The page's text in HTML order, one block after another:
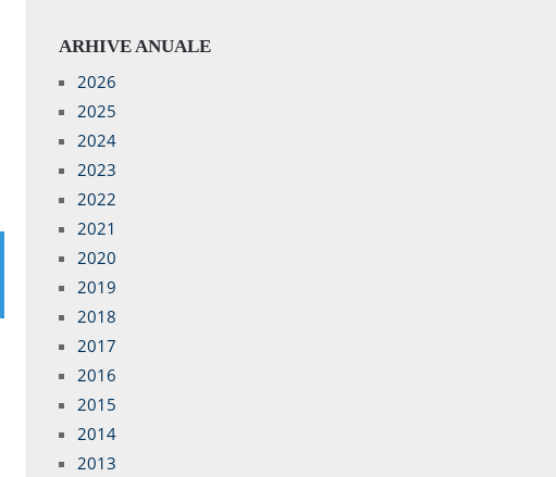
ARHIVE ANUALE
2026
2025
2024
2023
2022
2021
2020
2019
2018
2017
2016
2015
2014
2013